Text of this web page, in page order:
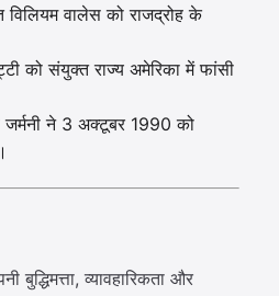
वालेस को राजद्रोह के
को संयुक्त राज्य अमेरिका में फांसी
जर्मनी ने 3 अक्टूबर 1990 को
व्यावहारिकता और